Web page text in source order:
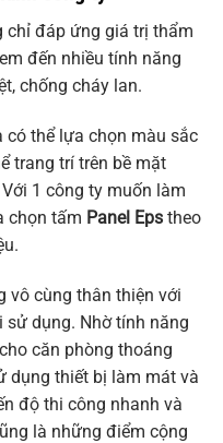
chỉ đáp ứng giá trị thẩm
đến nhiều tính năng
chống cháy lan.
có thể lựa chọn màu sắc
trang trí trên bề mặt
1 công ty muốn làm
chọn tấm Panel Eps theo
vô cùng thân thiện với
dụng. Nhờ tính năng
căn phòng thoáng
dụng thiết bị làm mát và
độ thi công nhanh và
là những điểm cộng